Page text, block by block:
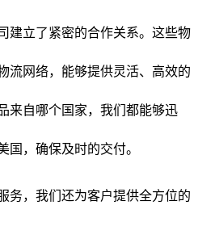
建立了紧密的合作关系。这些物
流网络，能够提供灵活、高效的
来自哪个国家，我们都能够迅
国，确保及时的交付。
务，我们还为客户提供全方位的